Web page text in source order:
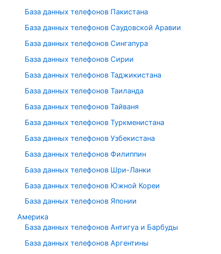
База данных телефонов Пакистана
База данных телефонов Саудовской Аравии
База данных телефонов Сингапура
База данных телефонов Сирии
База данных телефонов Таджикистана
База данных телефонов Таиланда
База данных телефонов Тайваня
База данных телефонов Туркменистана
База данных телефонов Узбекистана
База данных телефонов Филиппин
База данных телефонов Шри-Ланки
База данных телефонов Южной Кореи
База данных телефонов Японии
Америка
База данных телефонов Антигуа и Барбуды
База данных телефонов Аргентины